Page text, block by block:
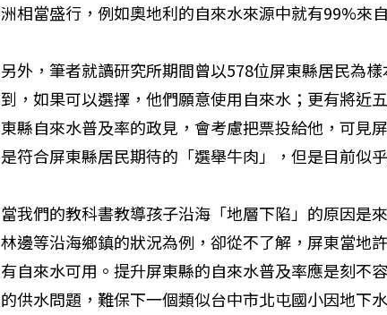
洲相當盛行，例如奧地利的自來水來源中就有99%來
另外，筆者就讀研究所期間曾以578位屏東縣居民為
到，如果可以選擇，他們願意使用自來水；更有將近
東縣自來水普及率的政見，會考慮把票投給他，可見
是符合屏東縣居民期待的「選舉牛肉」，但是目前似
當我們的教科書教導孩子沿海「地層下陷」的原因是
林邊等沿海鄉鎮的狀況為例，卻從不了解，屏東當地
有自來水可用。提升屏東縣的自來水普及率應是刻不
的供水問題，難保下一個類似台中市北屯國小因地下